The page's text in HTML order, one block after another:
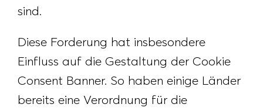
sind.
Diese Forderung hat insbesondere
Einfluss auf die Gestaltung der Cookie
Consent Banner. So haben einige Länder
bereits eine Verordnung für die